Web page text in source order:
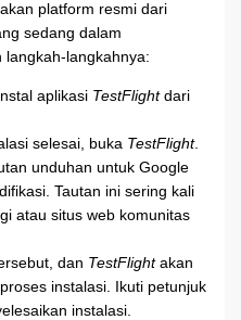
platform resmi dari
sedang dalam
langkah-langkahnya:
aplikasi TestFlightdari
selesai, buka TestFlight.
unduhan untuk Google
Tautan ini sering kali
atau situs web komunitas
dan TestFlightakan
instalasi. Ikuti petunjuk
instalasi.